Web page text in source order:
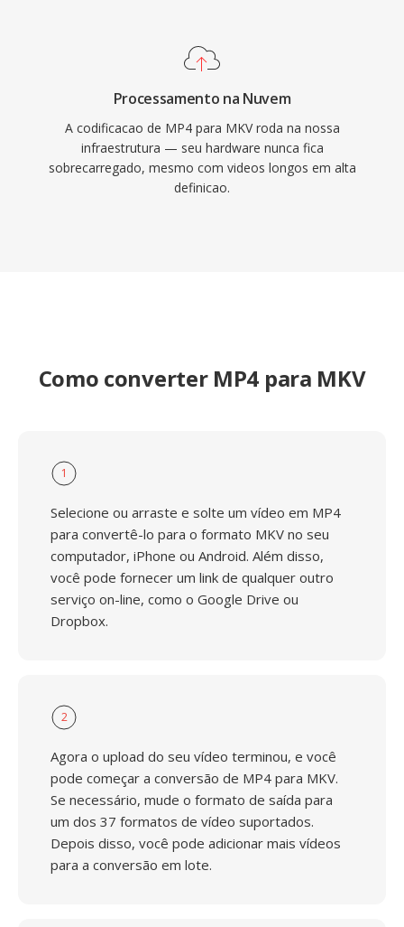
Processamento na Nuvem
A codificacao de MP4 para MKV roda na nossa
infraestrutura — seu hardware nunca fica
sobrecarregado, mesmo com videos longos em alta
definicao.
Como converter MP4 para MKV
1
Selecione ou arraste e solte um vídeo em MP4
para convertê-lo para o formato MKV no seu
computador, iPhone ou Android. Além disso,
você pode fornecer um link de qualquer outro
serviço on-line, como o Google Drive ou
Dropbox.
2
Agora o upload do seu vídeo terminou, e você
pode começar a conversão de MP4 para MKV.
Se necessário, mude o formato de saída para
um dos 37 formatos de vídeo suportados.
Depois disso, você pode adicionar mais vídeos
para a conversão em lote.